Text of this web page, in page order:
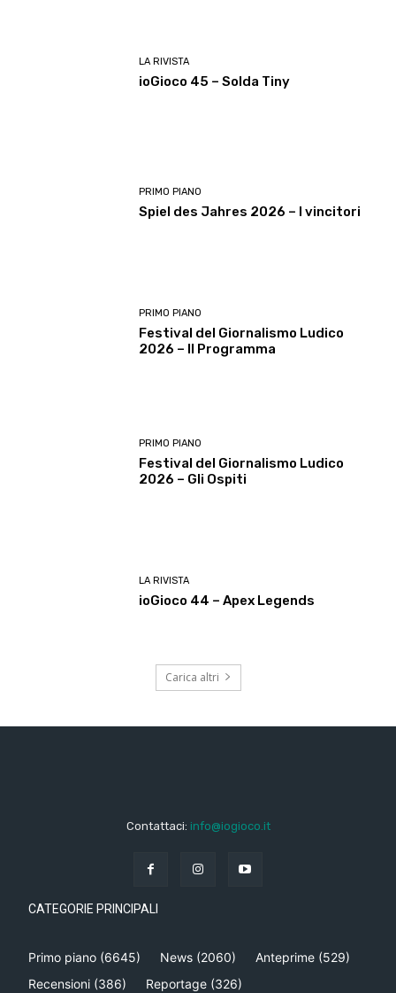
LA RIVISTA
ioGioco 45 – Solda Tiny
PRIMO PIANO
Spiel des Jahres 2026 – I vincitori
PRIMO PIANO
Festival del Giornalismo Ludico
2026 – Il Programma
PRIMO PIANO
Festival del Giornalismo Ludico
2026 – Gli Ospiti
LA RIVISTA
ioGioco 44 – Apex Legends
Carica altri
Contattaci: info@iogioco.it
CATEGORIE PRINCIPALI
Primo piano (6645) News (2060) Anteprime (529)
Recensioni (386) Reportage (326)